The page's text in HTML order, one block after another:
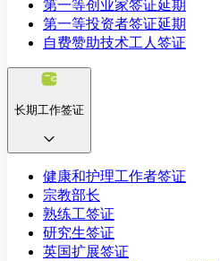
第一等创业家签证延期
第一等投资者签证延期
自费赞助技术工人签证
长期工作签证
健康和护理工作者签证
宗教部长
熟练工签证
研究生签证
英国扩展签证